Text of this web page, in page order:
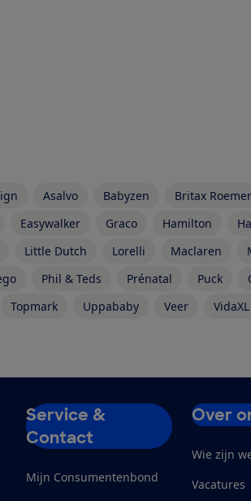
Asalvo Babyzen Britax Roemer
Easywalker Graco Hamilton
Little Dutch Lorelli Maclaren
Phil & Teds Prénatal Puck
Topmark Uppababy Veer VidaXL
Service &
Contact
Mijn Consumentenbond
Over
Wie zijn
Vacatures